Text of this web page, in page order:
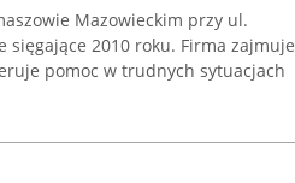
Mazowieckim przy ul.
sięgające 2010 roku. Firma zajmuje
pomoc w trudnych sytuacjach